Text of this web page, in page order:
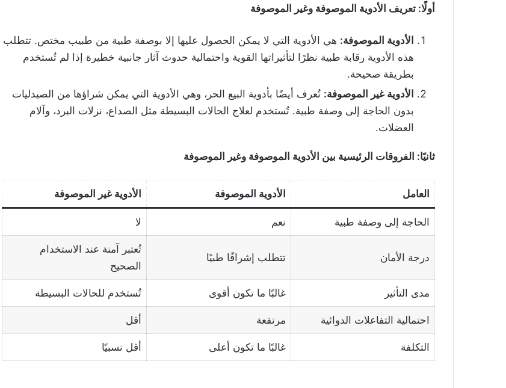
أولًا: تعريف الأدوية الموصوفة وغير الموصوفة
الأدوية الموصوفة: هي الأدوية التي لا يمكن الحصول عليها إلا بوصفة طبية من طبيب مختص. تتطلب
هذه الأدوية رقابة طبية نظرًا لتأثيراتها القوية واحتمالية حدوث آثار جانبية خطيرة إذا لم تُستخدم
بطريقة صحيحة.
الأدوية غير الموصوفة: تُعرف أيضًا بأدوية البيع الحر، وهي الأدوية التي يمكن شراؤها من الصيدليات
بدون الحاجة إلى وصفة طبية. تُستخدم لعلاج الحالات البسيطة مثل الصداع، نزلات البرد، وآلام
العضلات.
ثانيًا: الفروقات الرئيسية بين الأدوية الموصوفة وغير الموصوفة
العامل الأدوية الموصوفة الأدوية غير الموصوفة
الحاجة إلى وصفة طبية نعم لا
درجة الأمان تتطلب إشرافًا طبيًا
تُعتبر آمنة عند الاستخدام
الصحيح
مدى التأثير غالبًا ما تكون أقوى تُستخدم للحالات البسيطة
احتمالية التفاعلات الدوائية مرتفعة أقل
التكلفة غالبًا ما تكون أعلى أقل نسبيًا